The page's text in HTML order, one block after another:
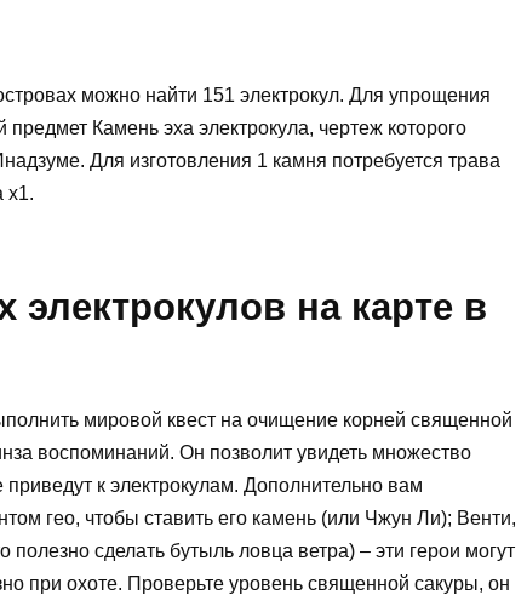
можно найти 151 электрокул. Для упрощения
Камень эха электрокула, чертеж которого
Для изготовления 1 камня потребуется трава
х1.
электрокулов на карте в
мировой квест на очищение корней священной
воспоминаний. Он позволит увидеть множество
к электрокулам. Дополнительно вам
гео, чтобы ставить его камень (или Чжун Ли); Венти,
полезно сделать бутыль ловца ветра) – эти герои могут
при охоте. Проверьте уровень священной сакуры, он